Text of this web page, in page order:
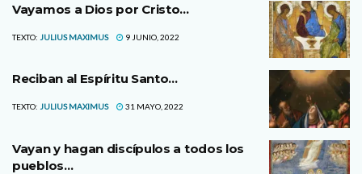
Vayamos a Dios por Cristo…
TEXTO: JULIUS MAXIMUS 9 JUNIO, 2022
Reciban al Espíritu Santo…
TEXTO: JULIUS MAXIMUS 31 MAYO, 2022
Vayan y hagan discípulos a todos los
pueblos…